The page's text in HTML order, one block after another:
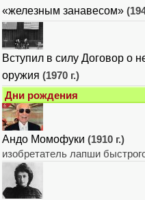
«железным занавесом»
Вступил в силу Договор о
оружия (1970 г.)
Дни рождения
Андо Момофуки (1910 г.)
изобретатель лапши